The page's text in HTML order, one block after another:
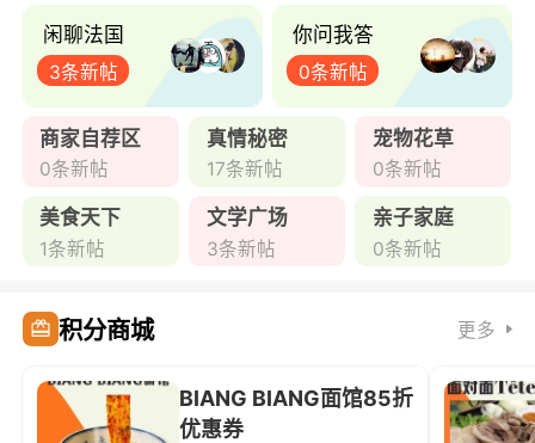
闲聊法国
3条新帖
你问我答
0条新帖
商家自荐区
0条新帖
真情秘密
17条新帖
宠物花草
0条新帖
美食天下
1条新帖
文学广场
3条新帖
亲子家庭
0条新帖
积分商城 更多
BIANG BIANG面馆85折
优惠券